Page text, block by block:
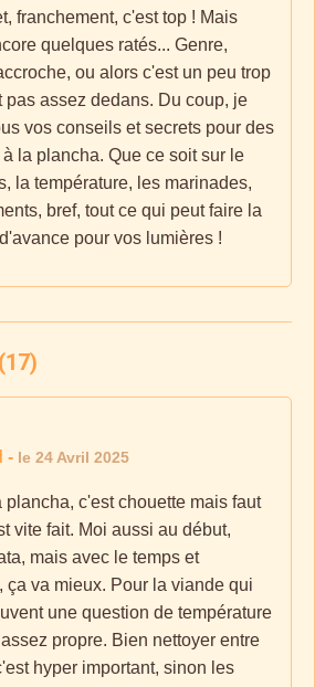
franchement, c'est top ! Mais
quelques ratés... Genre,
ou alors c'est un peu trop
pas assez dedans. Du coup, je
vos conseils et secrets pour des
la plancha. Que ce soit sur le
la température, les marinades,
bref, tout ce qui peut faire la
pour vos lumières !
- le 24 Avril 2025
plancha, c'est chouette mais faut
vite fait. Moi aussi au début,
mais avec le temps et
ça va mieux. Pour la viande qui
une question de température
propre. Bien nettoyer entre
hyper important, sinon les